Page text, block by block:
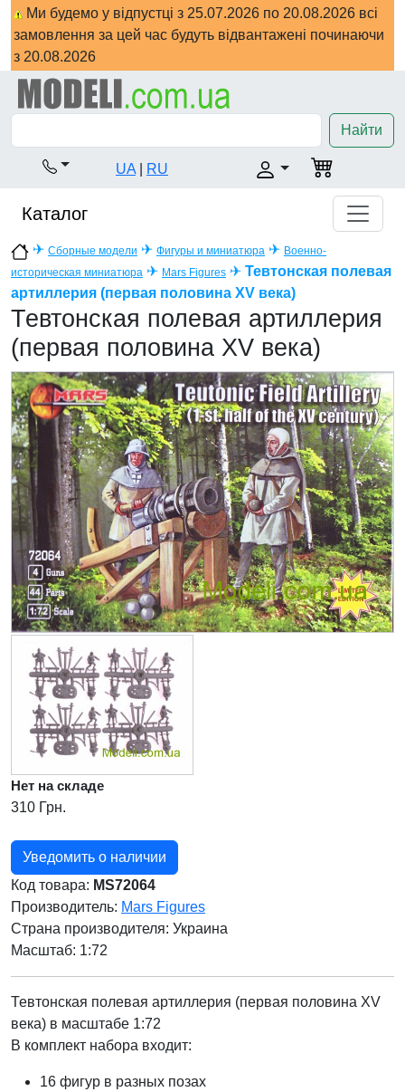
Ми будемо у відпустці з 25.07.2026 по 20.08.2026 всі
замовлення за цей час будуть відвантажені починаючи
з 20.08.2026
Найти
UA RU
Каталог
✈ Сборные модели ✈ Фигуры и миниатюра ✈ Военно-
историческая миниатюра ✈ Mars Figures ✈ Тевтонская полевая
артиллерия (первая половина XV века)
Тевтонская полевая артиллерия
(первая половина XV века)
Нет на складе
310 Грн.
Уведомить о наличии
Код товара: MS72064
Производитель: Mars Figures
Страна производителя: Украина
Масштаб: 1:72
Тевтонская полевая артиллерия (первая половина XV
века) в масштабе 1:72
В комплект набора входит:
16 фигур в разных позах